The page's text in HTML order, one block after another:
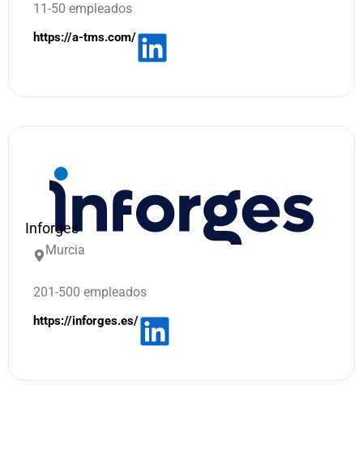
11-50 empleados
https://a-tms.com/
Inforges
Murcia
201-500 empleados
https://inforges.es/